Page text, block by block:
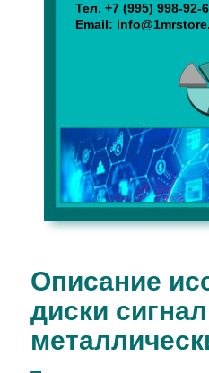
Тел. +7 (995) 998-92-
Email:
Описание
диски